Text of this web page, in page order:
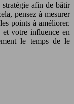
stratégie afin de bâtir
pensez à mesurer
points à améliorer.
et votre influence en
le temps de le